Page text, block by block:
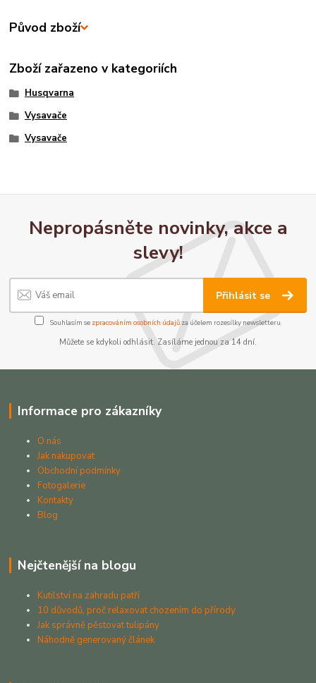
Původ zboží
Zboží zařazeno v kategoriích
Husqvarna
Vysavače
Vysavače
Nepropásněte novinky, akce a
slevy!
Přihlásit se
Souhlasím se zpracováním osobních údajůza účelem rozesílky newsletteru.
Můžete se kdykoli odhlásit. Zasíláme jednou za 14 dní.
Informace pro zákazníky
O nás
Jak nakupovat
Obchodní podmínky
Fotogalerie
Kontakty
Blog
Nejčtenější na blogu
Kutilství na zahradu patří
10 důvodů, proč relaxovat chozením do přírody
Jak správně pěstovat tulipány
Náhodně generovaný článek